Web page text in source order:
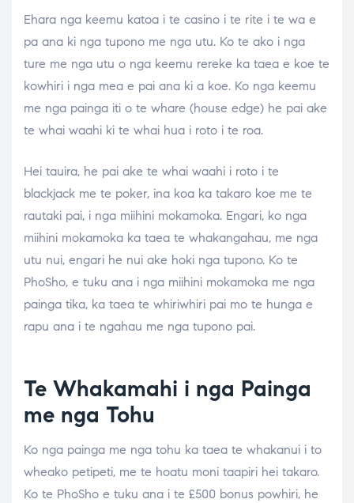
Ehara nga keemu katoa i te casino i te rite i te wa e
pa ana ki nga tupono me nga utu. Ko te ako i nga
ture me nga utu o nga keemu rereke ka taea e koe te
kowhiri i nga mea e pai ana ki a koe. Ko nga keemu
me nga painga iti o te whare (house edge) he pai ake
te whai waahi ki te whai hua i roto i te roa.
Hei tauira, he pai ake te whai waahi i roto i te
blackjack me te poker, ina koa ka takaro koe me te
rautaki pai, i nga miihini mokamoka. Engari, ko nga
miihini mokamoka ka taea te whakangahau, me nga
utu nui, engari he nui ake hoki nga tupono. Ko te
PhoSho, e tuku ana i nga miihini mokamoka me nga
painga tika, ka taea te whiriwhiri pai mo te hunga e
rapu ana i te ngahau me nga tupono pai.
Te Whakamahi i nga Painga
me nga Tohu
Ko nga painga me nga tohu ka taea te whakanui i to
wheako petipeti, me te hoatu moni taapiri hei takaro.
Ko te PhoSho e tuku ana i te £500 bonus powhiri, he